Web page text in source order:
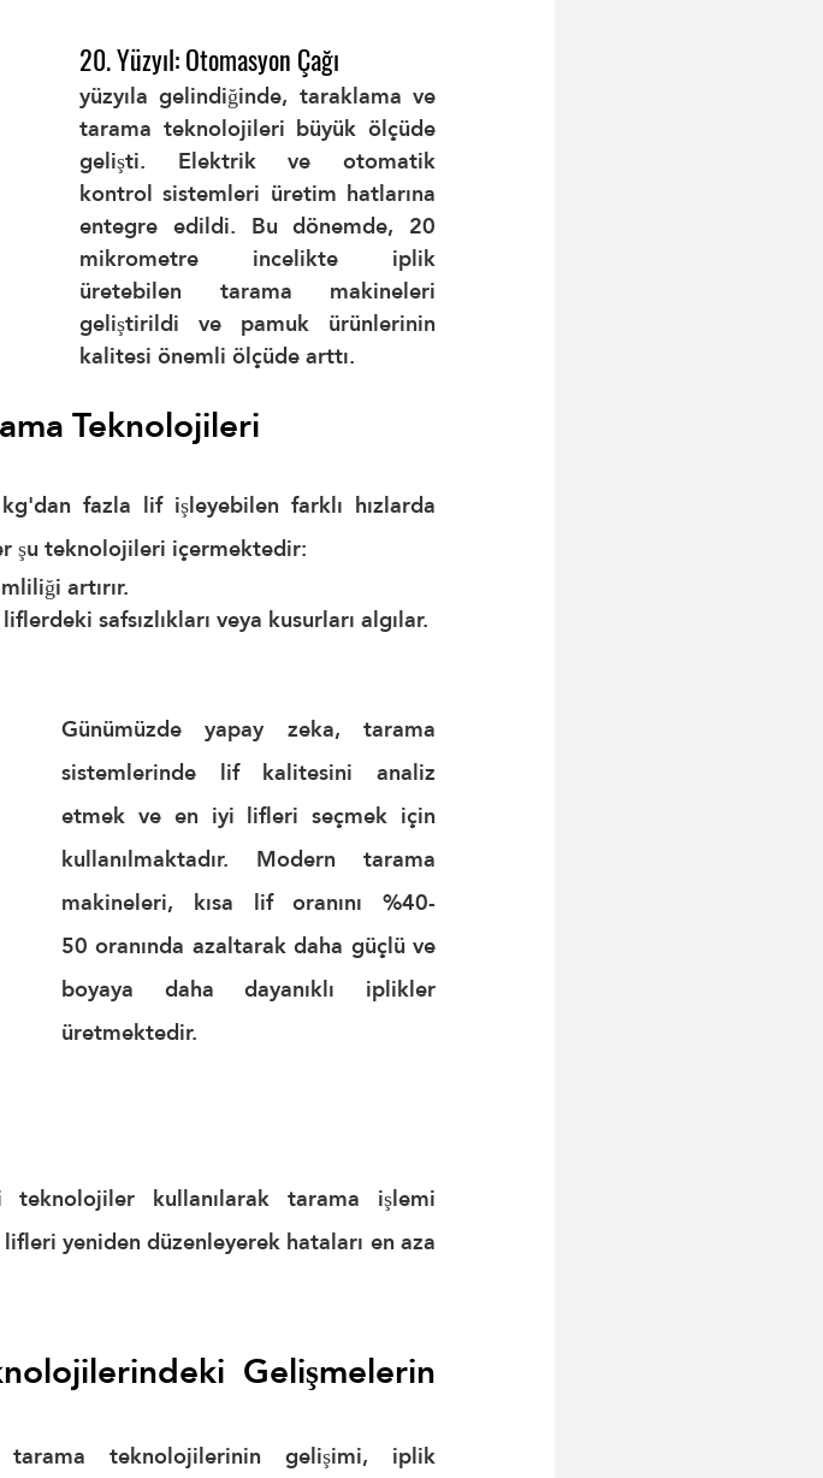
20. Yüzyıl: Otomasyon Çağı
yüzyıla gelindiğinde, taraklama ve
tarama teknolojileri büyük ölçüde
gelişti. Elektrik ve otomatik
kontrol sistemleri üretim hatlarına
entegre edildi. Bu dönemde, 20
mikrometre incelikte iplik
üretebilen tarama makineleri
geliştirildi ve pamuk ürünlerinin
kalitesi önemli ölçüde arttı.
Teknolojileri
fazla lif işleyebilen farklı hızlarda
şu teknolojileri içermektedir:
artırır.
safsızlıkları veya kusurları algılar.
Günümüzde yapay zeka, tarama
sistemlerinde lif kalitesini analiz
etmek ve en iyi lifleri seçmek için
kullanılmaktadır. Modern tarama
makineleri, kısa lif oranını %40-
50 oranında azaltarak daha güçlü ve
boyaya daha dayanıklı iplikler
üretmektedir.
kullanılarak tarama işlemi
yeniden düzenleyerek hataları en aza
Gelişmelerin
teknolojilerinin gelişimi, iplik